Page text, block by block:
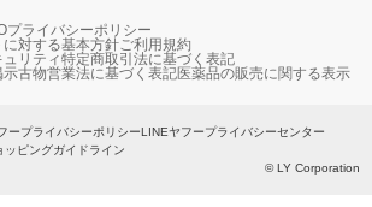
プライバシーポリシー
対する基本方針ご利用規約
リティ特定商取引法に基づく表記
示古物営業法に基づく表記医薬品の販売に関する表示
ープライバシーポリシーLINEヤフープライバシーセンター
ッピングガイドライン
© LY Corporation